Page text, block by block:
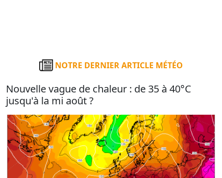
NOTRE DERNIER ARTICLE MÉTÉO
Nouvelle vague de chaleur : de 35 à 40°C
jusqu'à la mi août ?